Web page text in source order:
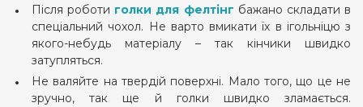
Після роботи голки для фелтінг бажано складати в
спеціальний чохол. Не варто вмикати їх в ігольніцю з
якого-небудь матеріалу – так кінчики швидко
затупляться.
Не валяйте на твердій поверхні. Мало того, що це не
зручно, так ще й голки швидко зламається.